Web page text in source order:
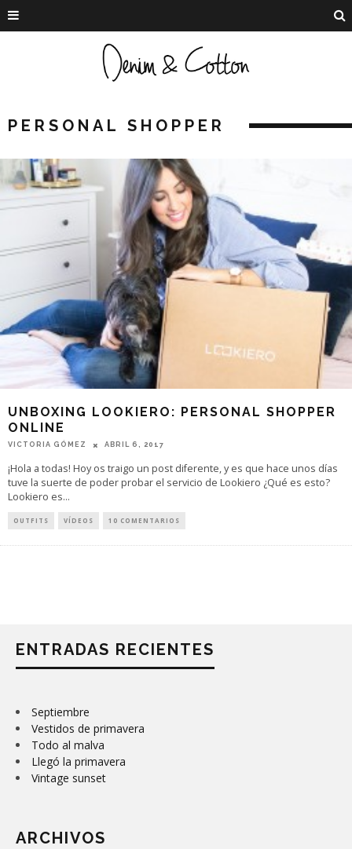
PERSONAL SHOPPER
UNBOXING LOOKIERO: PERSONAL SHOPPER
ONLINE
VICTORIA GÓMEZ ABRIL 6, 2017
¡Hola a todas! Hoy os traigo un post diferente, y es que hace unos días
tuve la suerte de poder probar el servicio de Lookiero ¿Qué es esto?
Lookiero es...
OUTFITS VÍDEOS 10 COMENTARIOS
ENTRADAS RECIENTES
Septiembre
Vestidos de primavera
Todo al malva
Llegó la primavera
Vintage sunset
ARCHIVOS